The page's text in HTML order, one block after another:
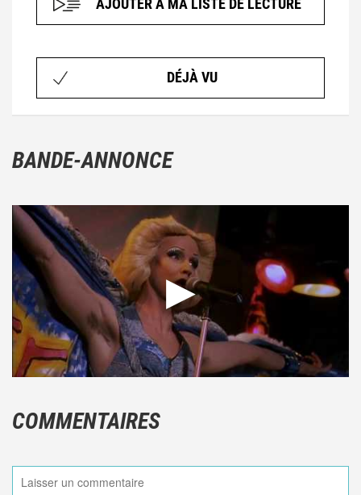
AJOUTER À MA LISTE DE LECTURE
DÉJÀ VU
BANDE-ANNONCE
COMMENTAIRES